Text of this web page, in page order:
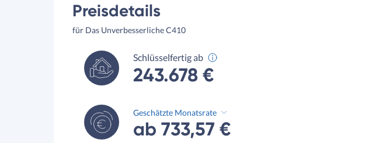
Preisdetails
für Das Unverbesserliche C410
Schlüsselfertig ab
243.678 €
Geschätzte Monatsrate
ab 733,57 €